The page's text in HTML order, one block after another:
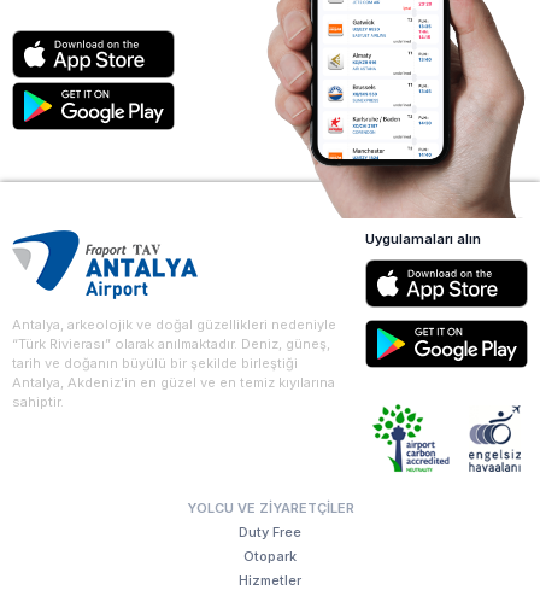
Antalya, arkeolojik ve doğal güzellikleri nedeniyle
“Türk Rivierası” olarak anılmaktadır. Deniz, güneş,
tarih ve doğanın büyülü bir şekilde birleştiği
Antalya, Akdeniz'in en güzel ve en temiz kıyılarına
sahiptir.
YOLCU VE ZIYARETÇILER
Duty Free
Otopark
Hizmetler
Uygulamaları alın